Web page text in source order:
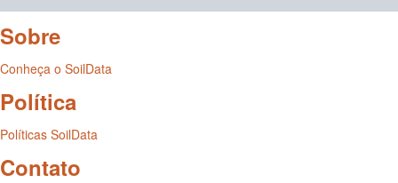
Sobre
Conheça o SoilData
Política
Políticas SoilData
Contato